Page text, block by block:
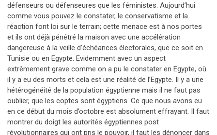
défenseurs ou défenseures que les féministes. Aujourd’hui
comme vous pouvez le constater, le conservatisme et la
réaction font loi sur le terrain; cette menace est à nos portes
et ils ont déjà pénétré la maison avec une accélération
dangereuse à la veille d’échéances électorales, que ce soit en
Tunisie ou en Egypte. Evidemment avec un aspect
extrêmement grave comme on a pu le constater en Egypte, où
il y a eu des morts et cela est une réalité de l’Egypte. Il y a une
hétérogénéité de la population égyptienne mais il ne faut pas
oublier, que les coptes sont égyptiens. Ce que nous avons eu
en ce début du mois d’octobre est absolument effrayant. Il faut
montrer du doigt les autorités égyptiennes post
révolutionnaires qui ont pris le pouvoir, il faut les dénoncer dans